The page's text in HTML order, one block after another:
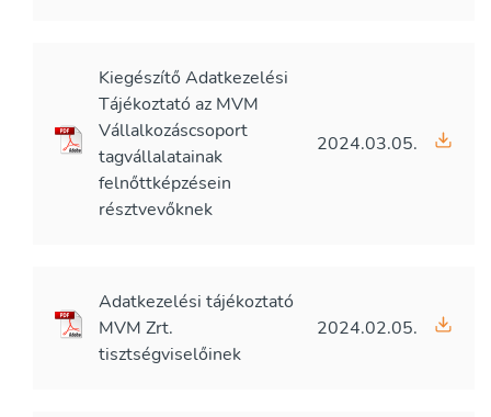
Kiegészítő Adatkezelési
Tájékoztató az MVM
Vállalkozáscsoport
tagvállalatainak
felnőttképzésein
résztvevőknek
2024.03.05.
Adatkezelési tájékoztató
MVM Zrt.
tisztségviselőinek
2024.02.05.